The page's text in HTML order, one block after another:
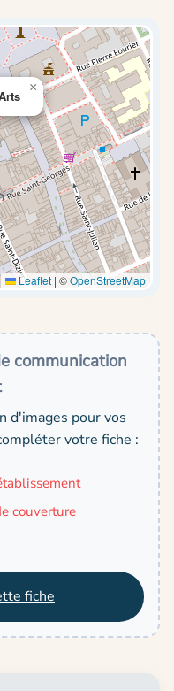
×
Leaflet | ©OpenStreetMap
communication
d'images pour vos
votre fiche :
couverture
fiche